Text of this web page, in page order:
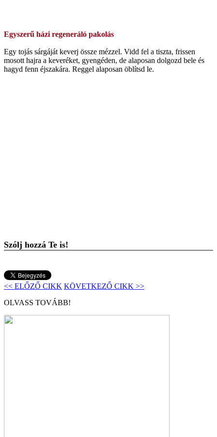
Egyszerű házi regeneráló pakolás
Egy tojás sárgáját keverj össze mézzel. Vidd fel a tiszta, frissen
mosott hajra a keveréket, gyengéden, de alaposan dolgozd bele és
hagyd fenn éjszakára. Reggel alaposan öblítsd le.
Szólj hozzá Te is!
<< ELŐZŐ CIKK KÖVETKEZŐ CIKK >>
OLVASS TOVÁBB!